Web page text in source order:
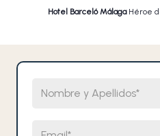
Hotel Barceló Málaga Héroe